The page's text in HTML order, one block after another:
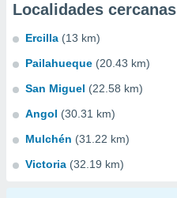
Localidades cercanas
Ercilla (13 km)
Pailahueque (20.43 km)
San Miguel (22.58 km)
Angol (30.31 km)
Mulchén (31.22 km)
Victoria (32.19 km)